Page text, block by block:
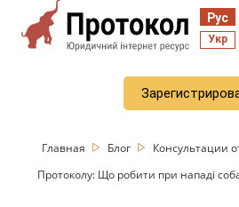
Рус
Укр
Главная Блог Консультации
Протоколу: Що робити при нападі